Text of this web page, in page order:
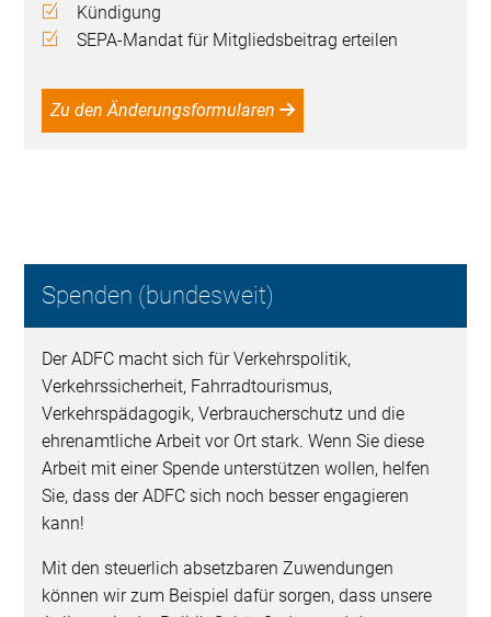
Kündigung
SEPA-Mandat für Mitgliedsbeitrag erteilen
Zu den Änderungsformularen
Spenden (bundesweit)
Der ADFC macht sich für Verkehrspolitik,
Verkehrssicherheit, Fahrradtourismus,
Verkehrspädagogik, Verbraucherschutz und die
ehrenamtliche Arbeit vor Ort stark. Wenn Sie diese
Arbeit mit einer Spende unterstützen wollen, helfen
Sie, dass der ADFC sich noch besser engagieren
kann!
Mit den steuerlich absetzbaren Zuwendungen
können wir zum Beispiel dafür sorgen, dass unsere